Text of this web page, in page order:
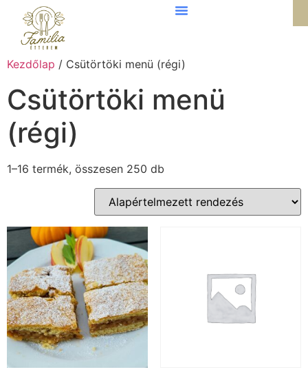
Kezdőlap / Csütörtöki menü (régi)
Csütörtöki menü
(régi)
1–16 termék, összesen 250 db